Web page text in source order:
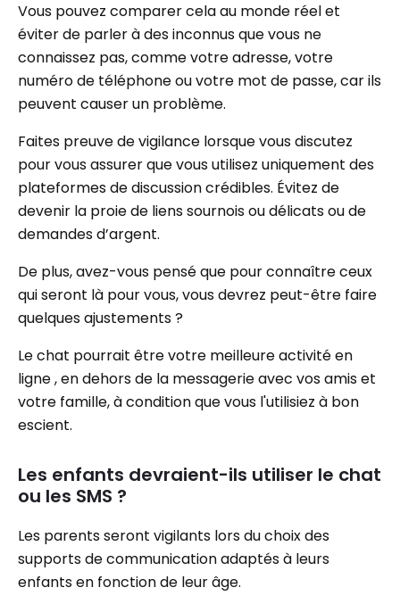
Vous pouvez comparer cela au monde réel et
éviter de parler à des inconnus que vous ne
connaissez pas, comme votre adresse, votre
numéro de téléphone ou votre mot de passe, car ils
peuvent causer un problème.
Faites preuve de vigilance lorsque vous discutez
pour vous assurer que vous utilisez uniquement des
plateformes de discussion crédibles. Évitez de
devenir la proie de liens sournois ou délicats ou de
demandes d’argent.
De plus, avez-vous pensé que pour connaître ceux
qui seront là pour vous, vous devrez peut-être faire
quelques ajustements ?
Le chat pourrait être votre meilleure activité en
ligne , en dehors de la messagerie avec vos amis et
votre famille, à condition que vous l'utilisiez à bon
escient.
Les enfants devraient-ils utiliser le chat
ou les SMS ?
Les parents seront vigilants lors du choix des
supports de communication adaptés à leurs
enfants en fonction de leur âge.